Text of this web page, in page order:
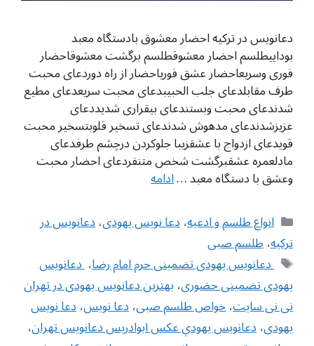
دعانویس در ترکیه احضار معشوق بادستگاه معبد
بوداییطلسم احضار معشوقطلسم برگشت معشوقاحضار
فوری وسریعاحضار عشق فوریاحضار از راه دوردعای محبت
طرف مقابلدعای جلب الحبيبدعای محبت سریعدعای مطیع
شدندعای محبت وبستندعای بیقراری شدیددعای
عزیزشدندعای مدهوش شدندعای تسخیر قلوبتسخیر محبت
قویدعای ازدواج با عشقزیبا جلوکردن درچشم طرفدعای
مادلعمره عشقبرگشت شخص متنفردعای احضار محبت
وعشق با دستگاه معبد …ادامه
دسته‌ها
انواع طلسم و ادعیه،دعا نویس یهودی،دعانویس در
ترکیه،طلسم صبی
برچسب‌ها
‌ دعانویس یهودی تضمینی حرم امام رضا،‌ دعانویس
یهودی تضمینی حضوری،بهترین دعانویس یهودی در تهران
نی نی سایت،خواص طلسم صبی،دعا نویس،دعا نویس
یهودی،دعانويس يهودي عکس ابوادریس دعانویس تهران،